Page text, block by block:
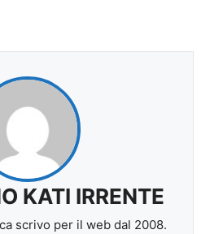
KATI IRRENTE
scrivo per il web dal 2008.